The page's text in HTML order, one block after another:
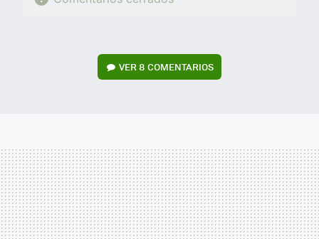
VER8 COMENTARIOS